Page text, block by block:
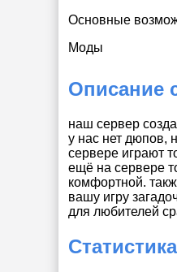
Основные
Моды
Описание
наш сервер
у нас нет дюпов,
сервере играют
ещё на сервере
комфортной.
вашу игру
для любителей